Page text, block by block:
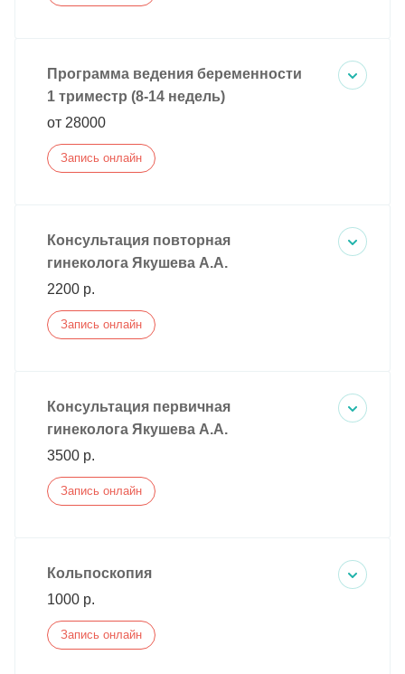
Программа ведения беременности
1 триместр (8-14 недель)
от 28000
Запись онлайн
Консультация повторная
гинеколога Якушева А.А.
2200 р.
Запись онлайн
Консультация первичная
гинеколога Якушева А.А.
3500 р.
Запись онлайн
Кольпоскопия
1000 р.
Запись онлайн